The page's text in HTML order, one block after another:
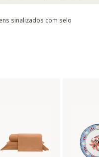
sinalizados com selo